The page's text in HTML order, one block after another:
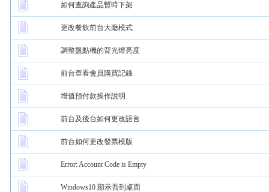
如何查詢產品暫時下架
更改餐飲前台大廰模式
調整盤點機的背光燈亮度
前台查看會員購買記錄
增值預付款操作說明
前台及後台如何更改語言
前台如何更改發票模版
Error: Account Code is Empty
Windows10 顯示吾到桌面